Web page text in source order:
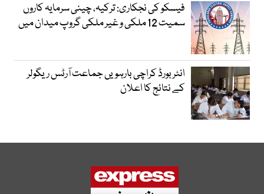
فیسکو کی نجکاری: ترکیہ، چینی سرمایہ کاروں
سمیت 12 ملکی و غیر ملکی گروپ میدان میں
انٹر بورڈ کراچی بارہویں جماعت آرٹس ریگولر
کے نتائج کا اعلان